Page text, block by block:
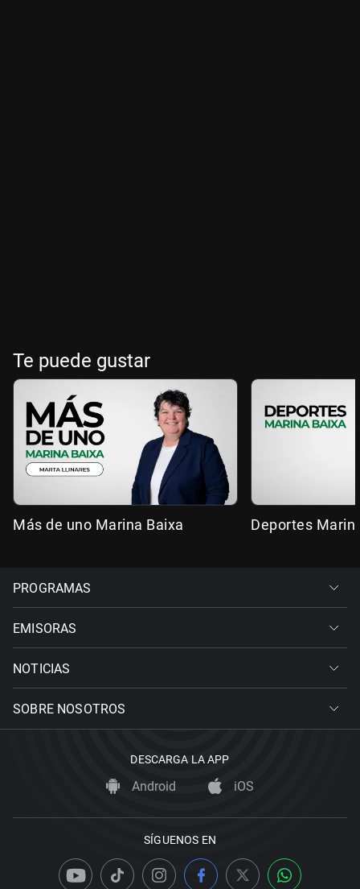
Te puede gustar
Más de uno Marina Baixa Deportes
PROGRAMAS
EMISORAS
NOTICIAS
SOBRE NOSOTROS
DESCARGA LA APP
Android iOS
SÍGUENOS EN